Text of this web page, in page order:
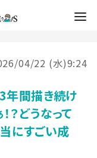
04/22 (水)9:24
年間描き続け
どうなって
当にすごい成